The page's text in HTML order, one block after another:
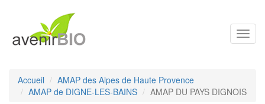
Accueil
AMAP des Alpes de Haute Provence
AMAP de DIGNE-LES-BAINS
AMAP DU PAYS DIGNOIS